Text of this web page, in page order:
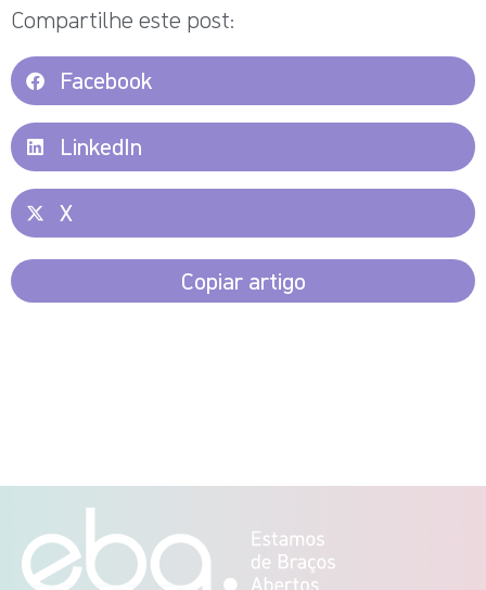
Compartilhe este post:
Facebook
LinkedIn
X
Copiar artigo